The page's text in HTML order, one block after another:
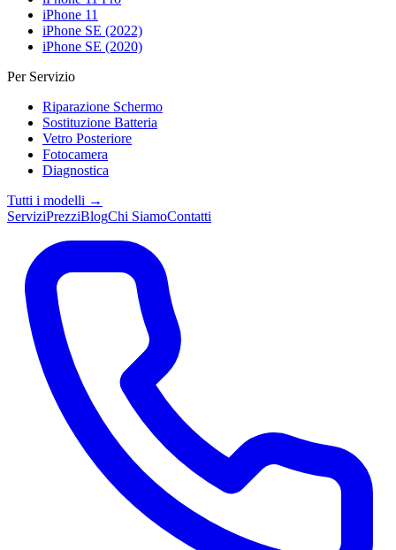
iPhone 11
iPhone SE (2022)
iPhone SE (2020)
Per Servizio
Riparazione Schermo
Sostituzione Batteria
Vetro Posteriore
Fotocamera
Diagnostica
Tutti i modelli →
ServiziPrezziBlogChi SiamoContatti